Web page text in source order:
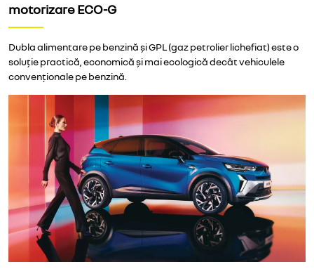
motorizare ECO-G
Dubla alimentare pe benzină și GPL (gaz petrolier lichefiat) este o
soluție practică, economică și mai ecologică decât vehiculele
convenționale pe benzină.